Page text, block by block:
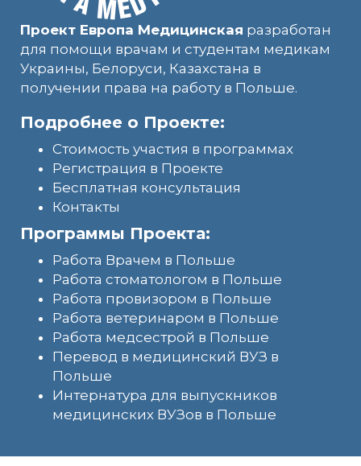
Проект Европа Медицинская разработан
для помощи врачам и студентам медикам
Украины, Белоруси, Казахстана в
получении права на работу в Польше.
Подробнее о Проекте:
Стоимость участия в программах
Регистрация в Проекте
Бесплатная консультация
Контакты
Программы Проекта:
Работа Врачем в Польше
Работа стоматологом в Польше
Работа провизором в Польше
Работа ветеринаром в Польше
Работа медсестрой в Польше
Перевод в медицинский ВУЗ в
Польше
Интернатура для выпускников
медицинских ВУЗов в Польше